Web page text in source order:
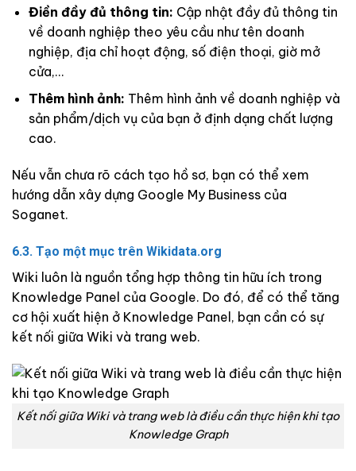
Điền đầy đủ thông tin: Cập nhật đầy đủ thông tin
về doanh nghiệp theo yêu cầu như tên doanh
nghiệp, địa chỉ hoạt động, số điện thoại, giờ mở
cửa,…
Thêm hình ảnh: Thêm hình ảnh về doanh nghiệp và
sản phẩm/dịch vụ của bạn ở định dạng chất lượng
cao.
Nếu vẫn chưa rõ cách tạo hồ sơ, bạn có thể xem
hướng dẫn xây dựng Google My Business của
Soganet.
6.3. Tạo một mục trên Wikidata.org
Wiki luôn là nguồn tổng hợp thông tin hữu ích trong
Knowledge Panel của Google. Do đó, để có thể tăng
cơ hội xuất hiện ở Knowledge Panel, bạn cần có sự
kết nối giữa Wiki và trang web.
Kết nối giữa Wiki và trang web là điều cần thực hiện khi tạo
Knowledge Graph